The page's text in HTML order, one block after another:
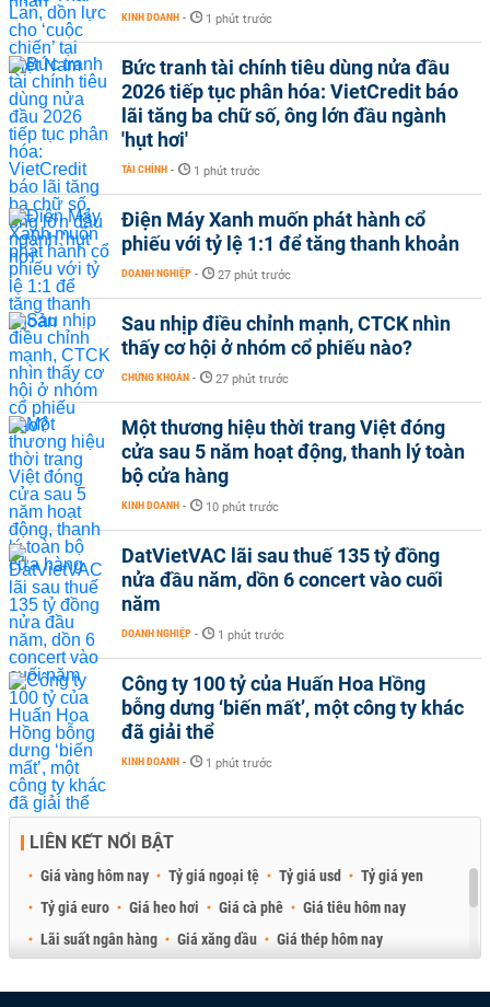
KINH DOANH - 1 phút trước
Bức tranh tài chính tiêu dùng nửa đầu
2026 tiếp tục phân hóa: VietCredit báo
lãi tăng ba chữ số, ông lớn đầu ngành
'hụt hơi'
TÀI CHÍNH - 1 phút trước
Điện Máy Xanh muốn phát hành cổ
phiếu với tỷ lệ 1:1 để tăng thanh khoản
DOANH NGHIỆP - 27 phút trước
Sau nhịp điều chỉnh mạnh, CTCK nhìn
thấy cơ hội ở nhóm cổ phiếu nào?
CHỨNG KHOÁN - 27 phút trước
Một thương hiệu thời trang Việt đóng
cửa sau 5 năm hoạt động, thanh lý toàn
bộ cửa hàng
KINH DOANH - 10 phút trước
DatVietVAC lãi sau thuế 135 tỷ đồng
nửa đầu năm, dồn 6 concert vào cuối
năm
DOANH NGHIỆP - 1 phút trước
Công ty 100 tỷ của Huấn Hoa Hồng
bỗng dưng ‘biến mất’, một công ty khác
đã giải thể
KINH DOANH - 1 phút trước
LIÊN KẾT NỔI BẬT
Giá vàng hôm nay Tỷ giá ngoại tệ Tỷ giá usd
Tỷ giá yen
Tỷ giá euro
Giá heo hơi Giá cà phê
Giá tiêu hôm nay
Lãi suất ngân hàng
Giá xăng dầu
Giá thép hôm nay